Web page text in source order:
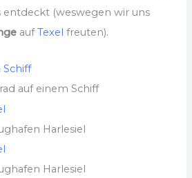
entdeckt (weswegen wir uns
aufTexel freuten).
auf einem Schiff
Harlesiel
Harlesiel